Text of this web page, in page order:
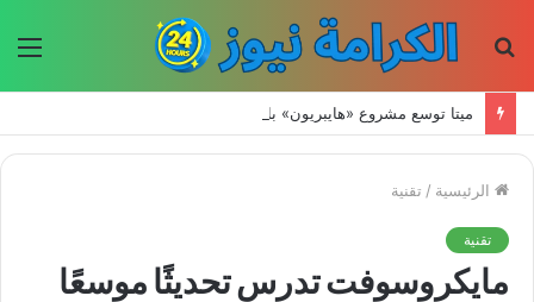
الرئيسية / تقنية
تقنية
مايكروسوفت تدرس تحديثًا موسعًا